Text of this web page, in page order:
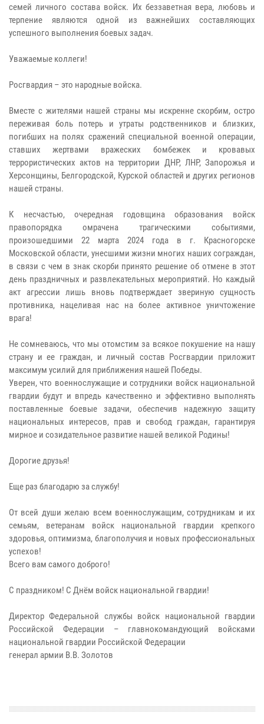
семей личного состава войск. Их беззаветная вера, любовь и
терпение являются одной из важнейших составляющих
успешного выполнения боевых задач.
Уважаемые коллеги!
Росгвардия – это народные войска.
Вместе с жителями нашей страны мы искренне скорбим, остро
переживая боль потерь и утраты родственников и близких,
погибших на полях сражений специальной военной операции,
ставших жертвами вражеских бомбежек и кровавых
террористических актов на территории ДНР, ЛНР, Запорожья и
Херсонщины, Белгородской, Курской областей и других регионов
нашей страны.
К несчастью, очередная годовщина образования войск
правопорядка омрачена трагическими событиями,
произошедшими 22 марта 2024 года в г. Красногорске
Московской области, унесшими жизни многих наших сограждан,
в связи с чем в знак скорби принято решение об отмене в этот
день праздничных и развлекательных мероприятий. Но каждый
акт агрессии лишь вновь подтверждает звериную сущность
противника, нацеливая нас на более активное уничтожение
врага!
Не сомневаюсь, что мы отомстим за всякое покушение на нашу
страну и ее граждан, и личный состав Росгвардии приложит
максимум усилий для приближения нашей Победы.
Уверен, что военнослужащие и сотрудники войск национальной
гвардии будут и впредь качественно и эффективно выполнять
поставленные боевые задачи, обеспечив надежную защиту
национальных интересов, прав и свобод граждан, гарантируя
мирное и созидательное развитие нашей великой Родины!
Дорогие друзья!
Еще раз благодарю за службу!
От всей души желаю всем военнослужащим, сотрудникам и их
семьям, ветеранам войск национальной гвардии крепкого
здоровья, оптимизма, благополучия и новых профессиональных
успехов!
Всего вам самого доброго!
С праздником! С Днём войск национальной гвардии!
Директор Федеральной службы войск национальной гвардии
Российской Федерации – главнокомандующий войсками
национальной гвардии Российской Федерации
генерал армии В.В. Золотов